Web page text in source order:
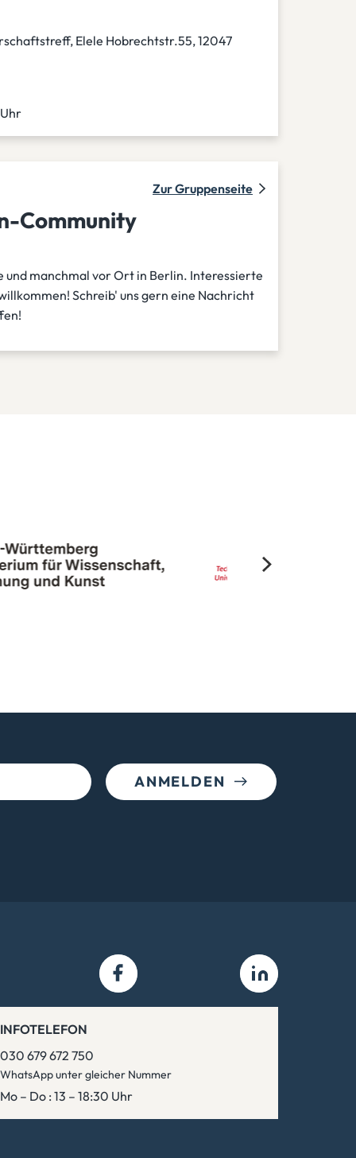
Elele Hobrechtstr.55, 12047
Community
und manchmal vor Ort in Berlin. Interessierte
Schreib' uns gern eine Nachricht
Zur Gruppenseite
ANMELDEN
INFOTELEFON
030 679 672 750
WhatsApp unter gleicher Nummer
Mo – Do : 13 – 18:30 Uhr